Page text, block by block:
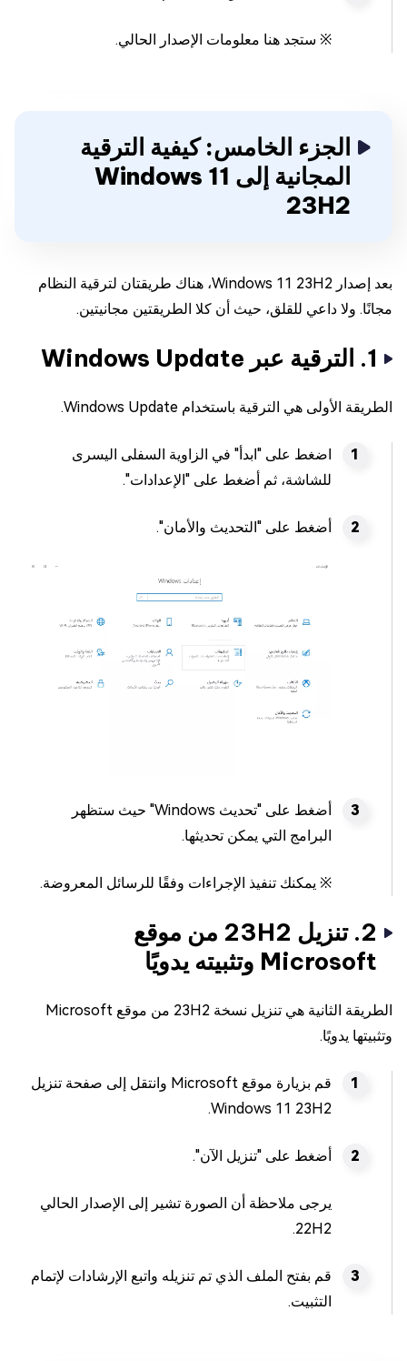
※ ستجد هنا معلومات الإصدار الحالي.
الجزء الخامس: كيفية الترقية
المجانية إلى Windows 11
23H2
بعد إصدار Windows 11 23H2، هناك طريقتان لترقية النظام
مجانًا. ولا داعي للقلق، حيث أن كلا الطريقتين مجانيتين.
1. الترقية عبر Windows Update
الطريقة الأولى هي الترقية باستخدام Windows Update.
اضغط على "ابدأ" في الزاوية السفلى اليسرى
للشاشة، ثم أضغط على "الإعدادات".
أضغط على "التحديث والأمان".
أضغط على "تحديث Windows" حيث ستظهر
البرامج التي يمكن تحديثها.
※ يمكنك تنفيذ الإجراءات وفقًا للرسائل المعروضة.
2. تنزيل 23H2 من موقع
Microsoft وتثبيته يدويًا
الطريقة الثانية هي تنزيل نسخة 23H2 من موقع Microsoft
وتثبيتها يدويًا.
قم بزيارة موقع Microsoft وانتقل إلى صفحة تنزيل
Windows 11 23H2.
أضغط على "تنزيل الآن".
يرجى ملاحظة أن الصورة تشير إلى الإصدار الحالي
22H2.
قم بفتح الملف الذي تم تنزيله واتبع الإرشادات لإتمام
التثبيت.